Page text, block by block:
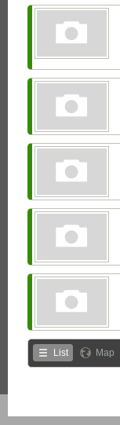
List Map